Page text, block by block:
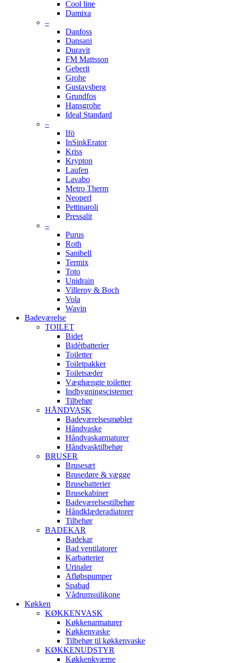
Cool line
Damixa
–
Danfoss
Dansani
Duravit
FM Mattsson
Geberit
Grohe
Gustavsberg
Grundfos
Hansgrohe
Ideal Standard
–
Ifö
InSinkErator
Kriss
Krypton
Laufen
Lavabo
Metro Therm
Neoperl
Pettinaroli
Pressalit
–
Purus
Roth
Sanibell
Termix
Toto
Unidrain
Villeroy & Boch
Vola
Wavin
Badeværelse
TOILET
Bidet
Bidétbatterier
Toiletter
Toiletpakker
Toiletsæder
Væghængte toiletter
Indbygningscisterner
Tilbehør
HÅNDVASK
Badeværelsesmøbler
Håndvaske
Håndvaskarmaturer
Håndvasktilbehør
BRUSER
Brusesæt
Brusedøre & vægge
Brusebatterier
Brusekabiner
Badeværelsestilbehør
Håndklæderadiatorer
Tilbehør
BADEKAR
Badekar
Bad ventilatorer
Karbatterier
Urinaler
Afløbspumper
Spabad
Vådrumssilikone
Køkken
KØKKENVASK
Køkkenarmaturer
Køkkenvaske
Tilbehør til køkkenvaske
KØKKENUDSTYR
Køkkenkværne